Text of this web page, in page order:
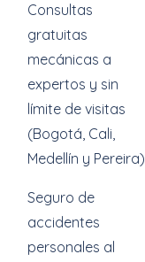
Consultas
gratuitas
mecánicas a
expertos y sin
límite de visitas
(Bogotá, Cali,
Medellín y Pereira)
Seguro de
accidentes
personales al